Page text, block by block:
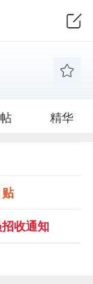
精华
收通知
且无任何警告